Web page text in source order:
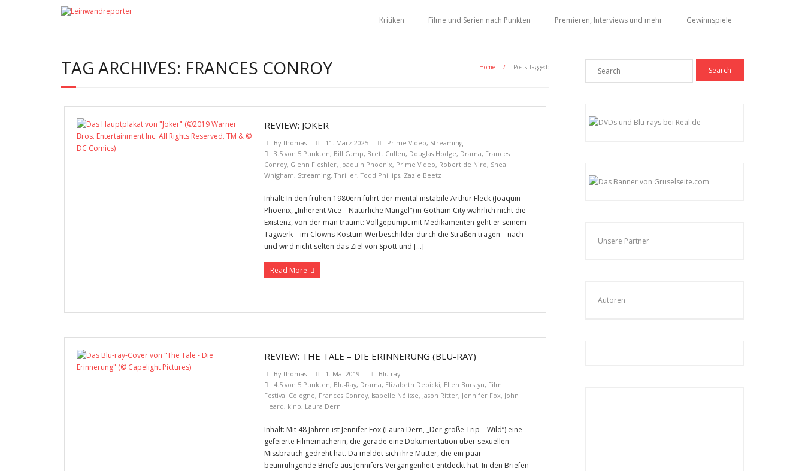
Kritiken Filme und Serien nach Punkten Premieren, Interviews und mehr Gewinnspiele
TAG ARCHIVES: FRANCES CONROY Home / Posts Tagged:
REVIEW: JOKER
ByThomas 11. März 2025 Prime Video, Streaming
3.5 von 5 Punkten, Bill Camp, Brett Cullen, Douglas Hodge, Drama, Frances
Conroy, Glenn Fleshler, Joaquin Phoenix, Prime Video, Robert de Niro, Shea
Whigham, Streaming,Thriller,Todd Phillips, Zazie Beetz
Inhalt: In den frühen 1980ern führt der mental instabile Arthur Fleck (Joaquin
Phoenix, „Inherent Vice – Natürliche Mängel“) in Gotham City wahrlich nicht die
Existenz, von der man träumt: Vollgepumpt mit Medikamenten geht er seinem
Tagwerk – im Clowns-Kostüm Werbeschilder durch die Straßen tragen – nach
und wird nicht selten das Ziel von Spott und […]
Read More
REVIEW: THE TALE – DIE ERINNERUNG (BLU-RAY)
ByThomas 1. Mai 2019
Blu-ray
4.5 von 5 Punkten, Blu-Ray, Drama, Elizabeth Debicki, Ellen Burstyn, Film
Festival Cologne, Frances Conroy, Isabelle Nélisse, Jason Ritter, Jennifer Fox, John
Heard, kino, Laura Dern
Inhalt: Mit 48 Jahren ist Jennifer Fox (Laura Dern, „Der große Trip – Wild“) eine
gefeierte Filmemacherin, die gerade eine Dokumentation über sexuellen
Missbrauch gedreht hat. Da meldet sich ihre Mutter, die ein paar
beunruhigende Briefe aus Jennifers Vergangenheit entdeckt hat. In den Briefen
Unsere Partner
Autoren